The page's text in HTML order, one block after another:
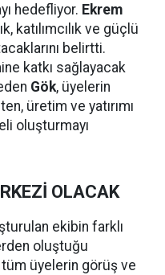
hedefliyor. Ekrem
katılımcılık ve güçlü
belirtti.
katkı sağlayacak
Gök, üyelerin
üretim ve yatırımı
oluşturmayı
OLACAK
ekibin farklı
oluştuğu
üyelerin görüş ve